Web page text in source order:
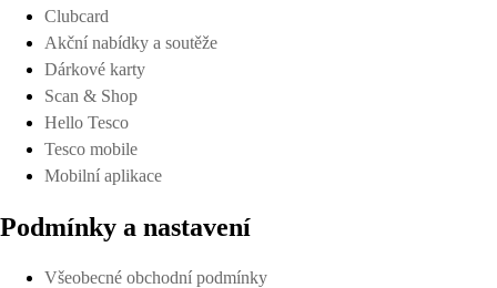
Clubcard
Akční nabídky a soutěže
Dárkové karty
Scan & Shop
Hello Tesco
Tesco mobile
Mobilní aplikace
Podmínky a nastavení
Všeobecné obchodní podmínky